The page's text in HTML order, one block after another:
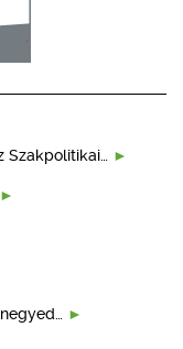
Szakpolitikai…